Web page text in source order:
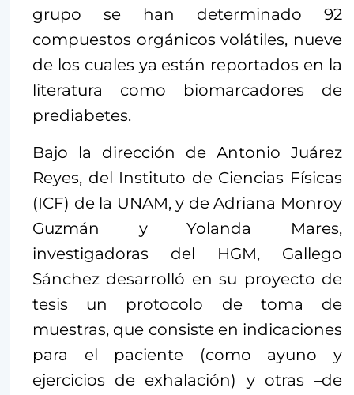
grupo se han determinado 92
compuestos orgánicos volátiles, nueve
de los cuales ya están reportados en la
literatura como biomarcadores de
prediabetes.
Bajo la dirección de Antonio Juárez
Reyes, del Instituto de Ciencias Físicas
(ICF) de la UNAM, y de Adriana Monroy
Guzmán y Yolanda Mares,
investigadoras del HGM, Gallego
Sánchez desarrolló en su proyecto de
tesis un protocolo de toma de
muestras, que consiste en indicaciones
para el paciente (como ayuno y
ejercicios de exhalación) y otras –de